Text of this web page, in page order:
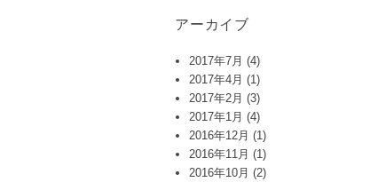
アーカイブ
2017年7月 (4)
2017年4月 (1)
2017年2月 (3)
2017年1月 (4)
2016年12月 (1)
2016年11月 (1)
2016年10月 (2)